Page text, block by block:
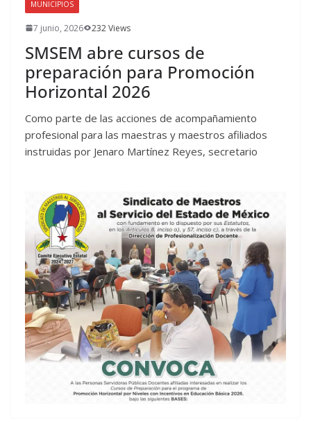
MUNICIPIOS
7 junio, 2026 232 Views
SMSEM abre cursos de
preparación para Promoción
Horizontal 2026
Como parte de las acciones de acompañamiento
profesional para las maestras y maestros afiliados
instruidas por Jenaro Martínez Reyes, secretario